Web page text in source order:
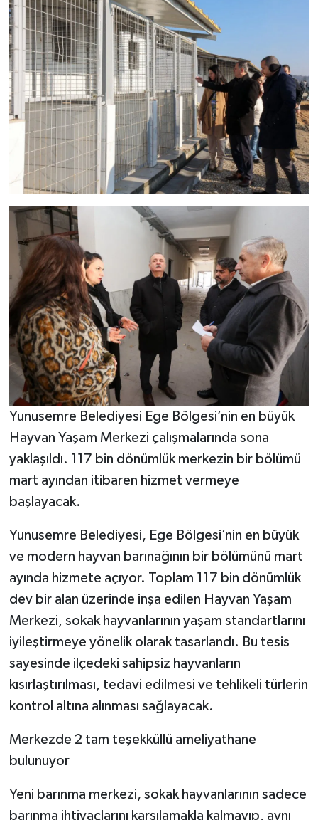
Yunusemre Belediyesi Ege Bölgesi’nin en büyük
Hayvan Yaşam Merkezi çalışmalarında sona
yaklaşıldı. 117 bin dönümlük merkezin bir bölümü
mart ayından itibaren hizmet vermeye
başlayacak.
Yunusemre Belediyesi, Ege Bölgesi’nin en büyük
ve modern hayvan barınağının bir bölümünü mart
ayında hizmete açıyor. Toplam 117 bin dönümlük
dev bir alan üzerinde inşa edilen Hayvan Yaşam
Merkezi, sokak hayvanlarının yaşam standartlarını
iyileştirmeye yönelik olarak tasarlandı. Bu tesis
sayesinde ilçedeki sahipsiz hayvanların
kısırlaştırılması, tedavi edilmesi ve tehlikeli türlerin
kontrol altına alınması sağlayacak.
Merkezde 2 tam teşekküllü ameliyathane
bulunuyor
Yeni barınma merkezi, sokak hayvanlarının sadece
barınma ihtiyaçlarını karşılamakla kalmayıp, aynı